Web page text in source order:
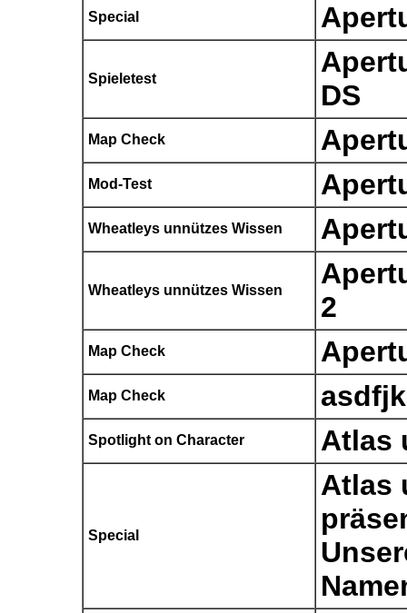
Special
Spieletest
DS
Map Check
Mod-Test
Wheatleys unnützes Wissen
Wheatleys unnützes Wissen
2
Map Check
Map Check
Spotlight on Character Atlas
Special
Atlas